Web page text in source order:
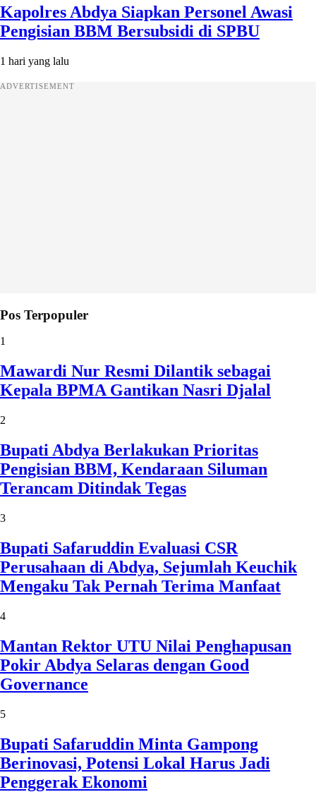
Kapolres Abdya Siapkan Personel Awasi
Pengisian BBM Bersubsidi di SPBU
1 hari yang lalu
ADVERTISEMENT
Pos Terpopuler
1
Mawardi Nur Resmi Dilantik sebagai
Kepala BPMA Gantikan Nasri Djalal
2
Bupati Abdya Berlakukan Prioritas
Pengisian BBM, Kendaraan Siluman
Terancam Ditindak Tegas
3
Bupati Safaruddin Evaluasi CSR
Perusahaan di Abdya, Sejumlah Keuchik
Mengaku Tak Pernah Terima Manfaat
4
Mantan Rektor UTU Nilai Penghapusan
Pokir Abdya Selaras dengan Good
Governance
5
Bupati Safaruddin Minta Gampong
Berinovasi, Potensi Lokal Harus Jadi
Penggerak Ekonomi